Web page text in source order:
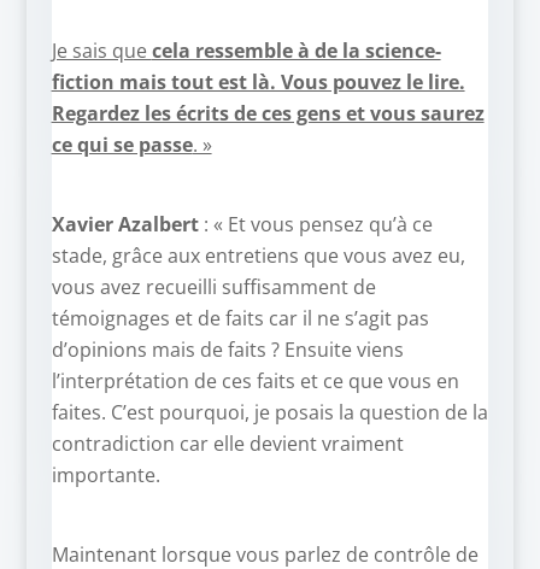
Je sais quecela ressemble à de la science-
fiction mais tout est là. Vous pouvez le lire.
Regardez les écrits de ces gens et vous saurez
ce qui se passe. »
Xavier Azalbert: « Et vous pensez qu’à ce
stade, grâce aux entretiens que vous avez eu,
vous avez recueilli suffisamment de
témoignages et de faits car il ne s’agit pas
d’opinions mais de faits ? Ensuite viens
l’interprétation de ces faits et ce que vous en
faites. C’est pourquoi, je posais la question de la
contradiction car elle devient vraiment
importante.
Maintenant lorsque vous parlez de contrôle de